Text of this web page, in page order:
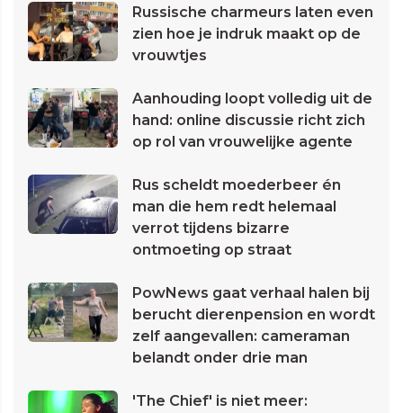
Russische charmeurs laten even
zien hoe je indruk maakt op de
vrouwtjes
Aanhouding loopt volledig uit de
hand: online discussie richt zich
op rol van vrouwelijke agente
Rus scheldt moederbeer én
man die hem redt helemaal
verrot tijdens bizarre
ontmoeting op straat
PowNews gaat verhaal halen bij
berucht dierenpension en wordt
zelf aangevallen: cameraman
belandt onder drie man
'The Chief' is niet meer: